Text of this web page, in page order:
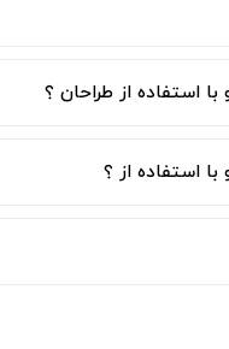
استفاده از طراحان ؟
استفاده از ؟